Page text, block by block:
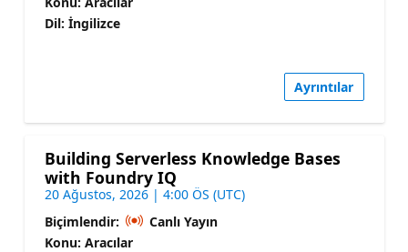
Dil: İngilizce
Ayrıntılar
Building Serverless Knowledge Bases
with Foundry IQ
20 Ağustos, 2026 | 4:00 ÖS (UTC)
Biçimlendir:
Canlı Yayın
Konu: Aracılar